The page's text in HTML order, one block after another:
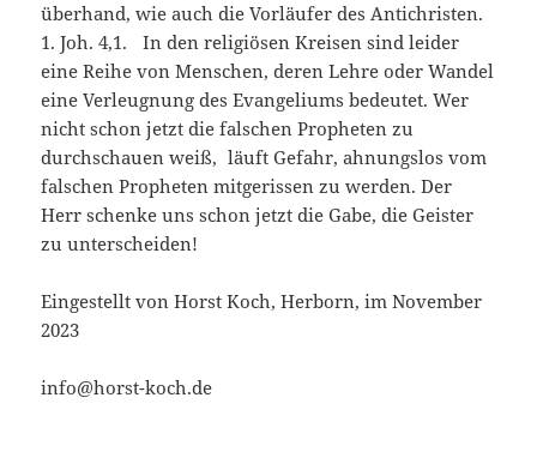
überhand, wie auch die Vorläufer des Antichristen.
1. Joh. 4,1. In den religiösen Kreisen sind leider
eine Reihe von Menschen, deren Lehre oder Wandel
eine Verleugnung des Evangeliums bedeutet. Wer
nicht schon jetzt die falschen Propheten zu
durchschauen weiß, läuft Gefahr, ahnungslos vom
falschen Propheten mitgerissen zu werden. Der
Herr schenke uns schon jetzt die Gabe, die Geister
zu unterscheiden!
Eingestellt von Horst Koch, Herborn, im November
2023
info@horst-koch.de